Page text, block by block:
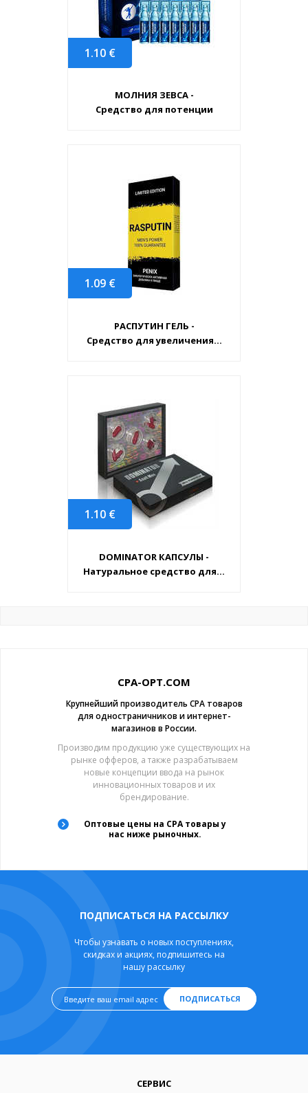
1.10 €
МОЛНИЯ ЗЕВСА -
Средство для потенции
1.09 €
РАСПУТИН ГЕЛЬ -
Средство для увеличения...
1.10 €
DOMINATOR КАПСУЛЫ -
Натуральное средство для...
CPA-OPT.COM
Крупнейший производитель CPA товаров
для одностраничников и интернет-
магазинов в России.
Производим продукцию уже существующих на
рынке офферов, а также разрабатываем
новые концепции ввода на рынок
инновационных товаров и их
брендирование.
Оптовые цены на CPA товары у
нас ниже рыночных.
ПОДПИСАТЬСЯ НА РАССЫЛКУ
Чтобы узнавать о новых поступлениях,
скидках и акциях, подпишитесь на
нашу рассылку
ПОДПИСАТЬСЯ
СЕРВИС